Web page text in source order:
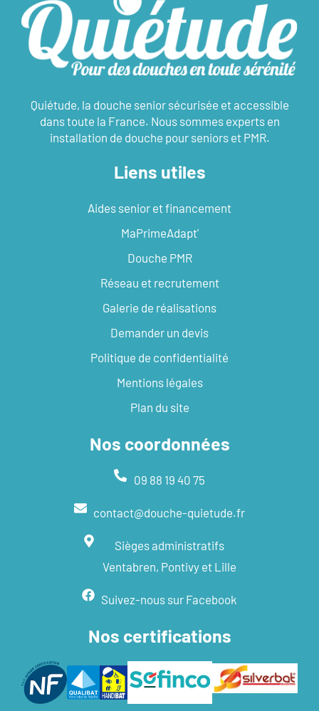
Quiétude, la douche senior sécurisée et accessible
dans toute la France. Nous sommes experts en
installation de douche pour seniors et PMR.
Liens utiles
Aides senior et financement
MaPrimeAdapt'
Douche PMR
Réseau et recrutement
Galerie de réalisations
Demander un devis
Politique de confidentialité
Mentions légales
Plan du site
Nos coordonnées
09 88 19 40 75
contact@douche-quietude.fr
Sièges administratifs
Ventabren, Pontivy et Lille
Suivez-nous sur Facebook
Nos certifications